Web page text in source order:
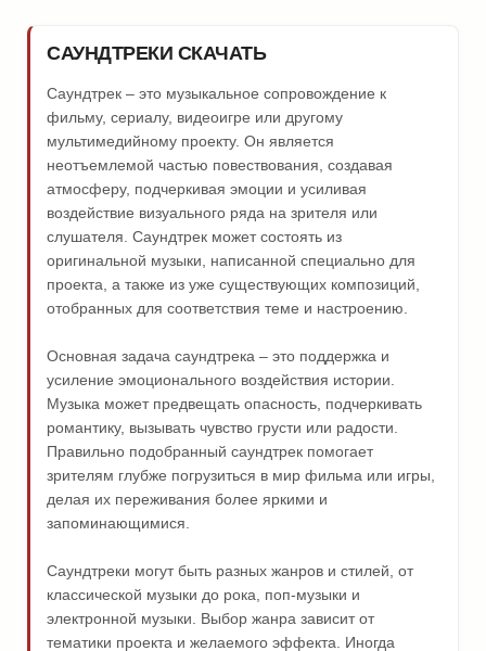
САУНДТРЕКИ СКАЧАТЬ
Саундтрек – это музыкальное сопровождение к
фильму, сериалу, видеоигре или другому
мультимедийному проекту. Он является
неотъемлемой частью повествования, создавая
атмосферу, подчеркивая эмоции и усиливая
воздействие визуального ряда на зрителя или
слушателя. Саундтрек может состоять из
оригинальной музыки, написанной специально для
проекта, а также из уже существующих композиций,
отобранных для соответствия теме и настроению.
Основная задача саундтрека – это поддержка и
усиление эмоционального воздействия истории.
Музыка может предвещать опасность, подчеркивать
романтику, вызывать чувство грусти или радости.
Правильно подобранный саундтрек помогает
зрителям глубже погрузиться в мир фильма или игры,
делая их переживания более яркими и
запоминающимися.
Саундтреки могут быть разных жанров и стилей, от
классической музыки до рока, поп-музыки и
электронной музыки. Выбор жанра зависит от
тематики проекта и желаемого эффекта. Иногда